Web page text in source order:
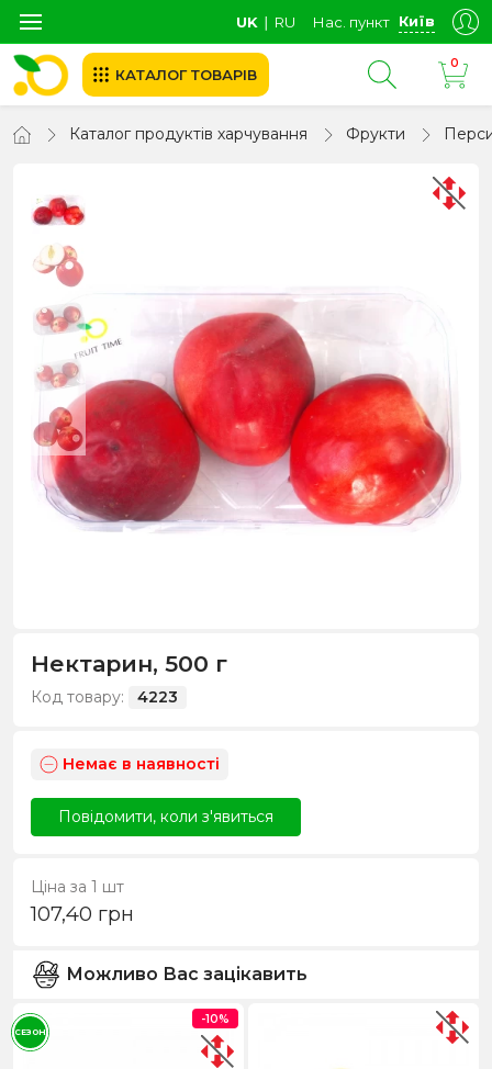
UK ∣ RU Нас. пункт Київ
КАТАЛОГ ТОВАРІВ
0
Каталог продуктів харчування Фрукти
Нектарин, 500 г
Код товару: 4223
Немає в наявності
Повідомити, коли з'явиться
Ціна за 1 шт
107,40 грн
Можливо Вас зацікавить
-10%
СЕЗОН